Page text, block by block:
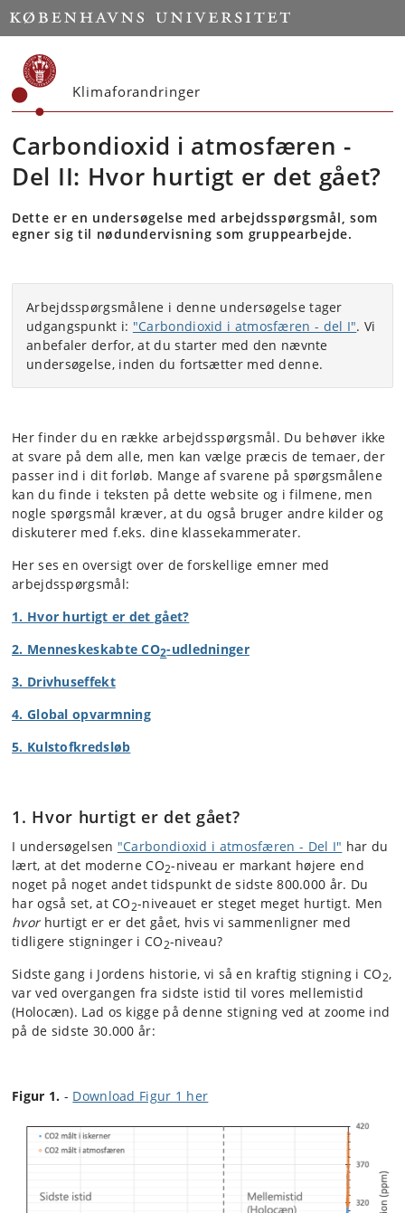
Start
Klimaforandringer
Carbondioxid i atmosfæren -
Del II: Hvor hurtigt er det gået?
Dette er en undersøgelse med arbejdsspørgsmål, som
egner sig til nødundervisning som gruppearbejde.
Arbejdsspørgsmålene i denne undersøgelse tager
udgangspunkt i: "Carbondioxid i atmosfæren - del I". Vi
anbefaler derfor, at du starter med den nævnte
undersøgelse, inden du fortsætter med denne.
Her finder du en række arbejdsspørgsmål. Du behøver ikke
at svare på dem alle, men kan vælge præcis de temaer, der
passer ind i dit forløb. Mange af svarene på spørgsmålene
kan du finde i teksten på dette website og i filmene, men
nogle spørgsmål kræver, at du også bruger andre kilder og
diskuterer med f.eks. dine klassekammerater.
Her ses en oversigt over de forskellige emner med
arbejdsspørgsmål:
1. Hvor hurtigt er det gået?
2. Menneskeskabte CO2-udledninger
3. Drivhuseffekt
4. Global opvarmning
5. Kulstofkredsløb
1. Hvor hurtigt er det gået?
I undersøgelsen "Carbondioxid i atmosfæren - Del I" har du
lært, at det moderne CO2-niveau er markant højere end
noget på noget andet tidspunkt de sidste 800.000 år. Du
har også set, at CO 2-niveauet er steget meget hurtigt. Men
hvorhurtigt er er det gået, hvis vi sammenligner med
tidligere stigninger i CO 2-niveau?
Sidste gang i Jordens historie, vi så en kraftig stigning i CO 2,
var ved overgangen fra sidste istid til vores mellemistid
(Holocæn). Lad os kigge på denne stigning ved at zoome ind
på de sidste 30.000 år:
Figur 1. - Download Figur 1 her